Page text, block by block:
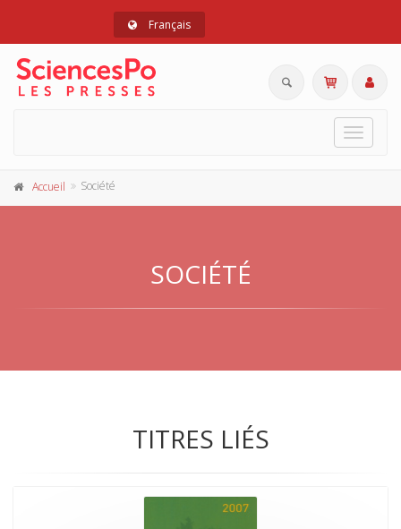
Français
Toggle
Accueil Société
SOCIÉTÉ
TITRES LIÉS